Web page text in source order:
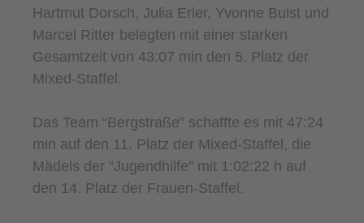
Hartmut Dorsch, Julia Erler, Yvonne Bulst und
Marcel Ritter belegten mit einer starken
Gesamtzeit von 43:07 min den 5. Platz der
Mixed-Staffel.
Das Team “Bergstraße” schaffte es mit 47:24
min auf den 11. Platz der Mixed-Staffel, die
Mädels der “Jugendhilfe” mit 1:02:22 h auf
den 14. Platz der Frauen-Staffel.